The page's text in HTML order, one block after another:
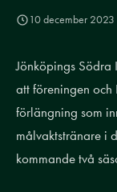
10 december 2023
Jönköpings Södra
att föreningen och
förlängning som
målvaktstränare i
kommande två